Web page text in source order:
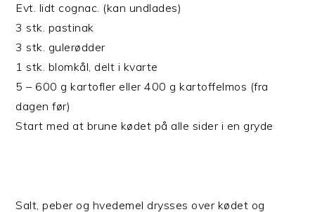
Evt. lidt cognac. (kan undlades)
3 stk. pastinak
3 stk. gulerødder
1 stk. blomkål, delt i kvarte
5 – 600 g kartofler eller 400 g kartoffelmos (fra
dagen før)
Start med at brune kødet på alle sider i en gryde
Salt, peber og hvedemel drysses over kødet og